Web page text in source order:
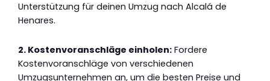
Unterstützung für deinen Umzug nach Alcalá de
Henares.
2. Kostenvoranschläge einholen: Fordere
Kostenvoranschläge von verschiedenen
Umzugsunternehmen an, um die besten Preise und